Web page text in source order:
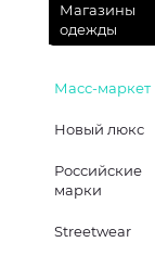
Магазины
одежды
Масс-маркет
Новый люкс
Российские
марки
Streetwear